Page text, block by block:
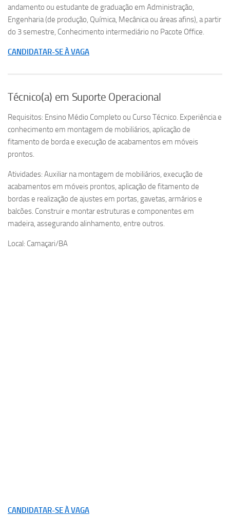
andamento ou estudante de graduação em Administração,
Engenharia (de produção, Química, Mecânica ou áreas afins), a partir
do 3 semestre, Conhecimento intermediário no Pacote Office.
CANDIDATAR-SE À VAGA
Técnico(a) em Suporte Operacional
Requisitos: Ensino Médio Completo ou Curso Técnico. Experiência e
conhecimento em montagem de mobiliários, aplicação de
fitamento de borda e execução de acabamentos em móveis
prontos.
Atividades: Auxiliar na montagem de mobiliários, execução de
acabamentos em móveis prontos, aplicação de fitamento de
bordas e realização de ajustes em portas, gavetas, armários e
balcões. Construir e montar estruturas e componentes em
madeira, assegurando alinhamento, entre outros.
Local: Camaçari/BA
CANDIDATAR-SE À VAGA